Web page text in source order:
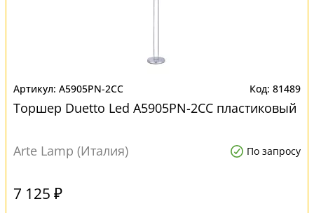
A5905PN-2CC 81489
Торшер Duetto Led A5905PN-2CC пластиковый
Arte Lamp (Италия) По запросу
7 125 ₽